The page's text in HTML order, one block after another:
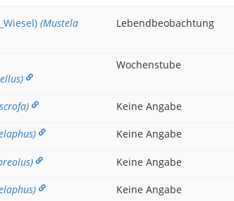
(Mustela
Lebendbeobachtung
Wochenstube
Keine Angabe
Keine Angabe
Keine Angabe
Keine Angabe